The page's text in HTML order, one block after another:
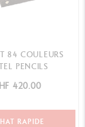
84 COULEURS
PENCILS
420.00
RAPIDE